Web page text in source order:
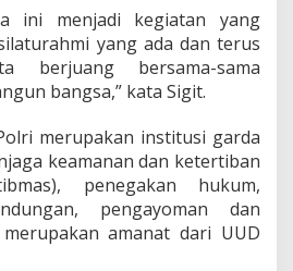
u
a
n
g
B
r
s
a
m
a
B
ini menjadi kegiatan yang
yang ada dan terus
berjuang bersama-sama
bangsa,” kata Sigit.
merupakan institusi garda
keamanan dan ketertiban
penegakan hukum,
pengayoman dan
amanat dari UUD